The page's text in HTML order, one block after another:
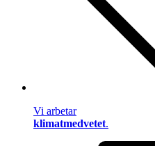
Vi arbetar
klimatmedvetet.